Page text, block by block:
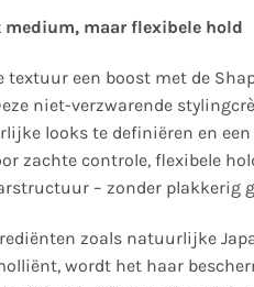
medium, maar flexibele hold
textuur een boost met de
niet-verzwarende
looks te definiëren en
zachte controle, flexibele
– zonder plakkerig
zoals natuurlijke
wordt het haar